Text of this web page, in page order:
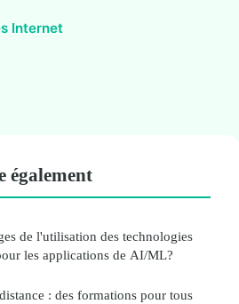
Internet
de l'utilisation des technologies
les applications de AI/ML?
: des formations pour tous